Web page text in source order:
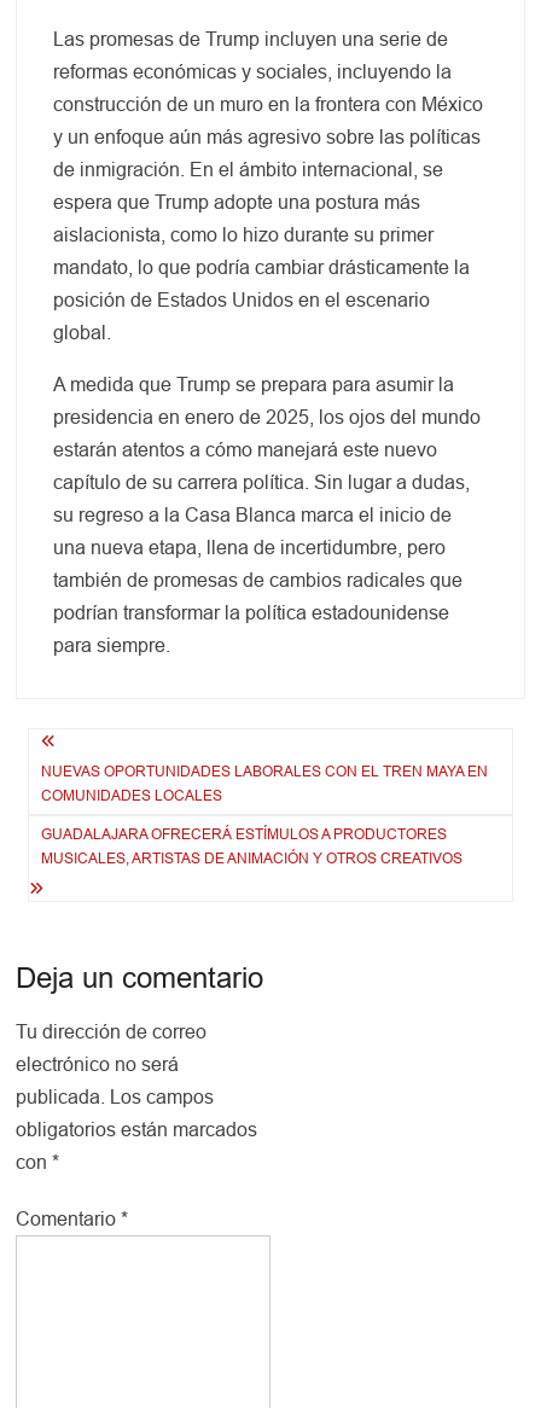
Las promesas de Trump incluyen una serie de
reformas económicas y sociales, incluyendo la
construcción de un muro en la frontera con México
y un enfoque aún más agresivo sobre las políticas
de inmigración. En el ámbito internacional, se
espera que Trump adopte una postura más
aislacionista, como lo hizo durante su primer
mandato, lo que podría cambiar drásticamente la
posición de Estados Unidos en el escenario
global.
A medida que Trump se prepara para asumir la
presidencia en enero de 2025, los ojos del mundo
estarán atentos a cómo manejará este nuevo
capítulo de su carrera política. Sin lugar a dudas,
su regreso a la Casa Blanca marca el inicio de
una nueva etapa, llena de incertidumbre, pero
también de promesas de cambios radicales que
podrían transformar la política estadounidense
para siempre.
Navegación
de
entradas
NUEVAS OPORTUNIDADES LABORALES CON EL TREN MAYA EN
COMUNIDADES LOCALES
GUADALAJARA OFRECERÁ ESTÍMULOS A PRODUCTORES
MUSICALES, ARTISTAS DE ANIMACIÓN Y OTROS CREATIVOS
Deja un comentario
Tu dirección de correo
electrónico no será
publicada.
Los campos
obligatorios están marcados
con*
Comentario*